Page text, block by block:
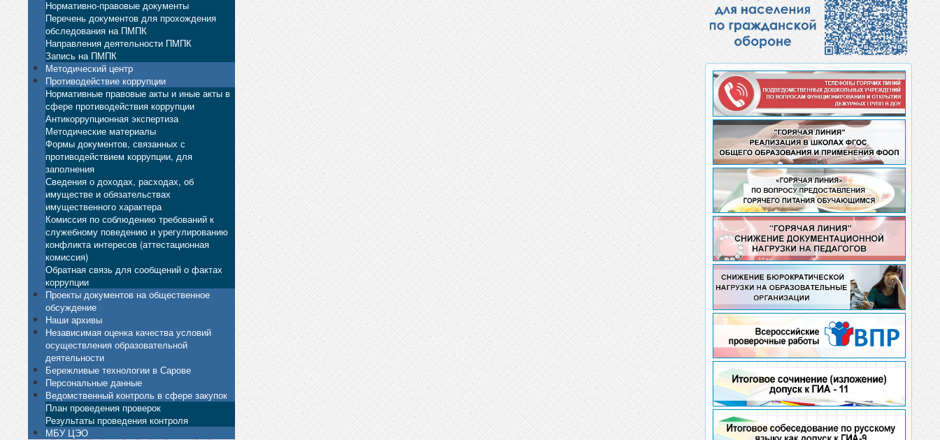
Нормативно-правовые документы
Перечень документов для прохождения
обследования на ПМПК
Направления деятельности ПМПК
Запись на ПМПК
Методический центр
Противодействие коррупции
Нормативные правовые акты и иные акты в
сфере противодействия коррупции
Антикоррупционная экспертиза
Методические материалы
Формы документов, связанных с
противодействием коррупции, для
заполнения
Сведения о доходах, расходах, об
имуществе и обязательствах
имущественного характера
Комиссия по соблюдению требований к
служебному поведению и урегулированию
конфликта интересов (аттестационная
комиссия)
Обратная связь для сообщений о фактах
коррупции
Проекты документов на общественное
обсуждение
Наши архивы
Независимая оценка качества условий
осуществления образовательной
деятельности
Бережливые технологии в Сарове
Персональные данные
Ведомственный контроль в сфере закупок
План проведения проверок
Результаты проведения контроля
МБУ ЦЭО